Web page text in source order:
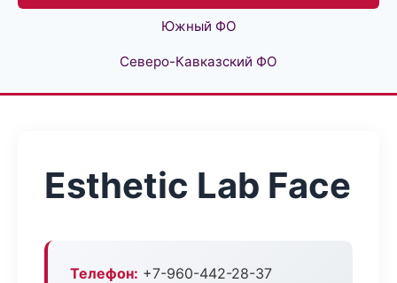
Южный ФО
Северо-Кавказский ФО
Esthetic Lab Face
Телефон: +7-960-442-28-37